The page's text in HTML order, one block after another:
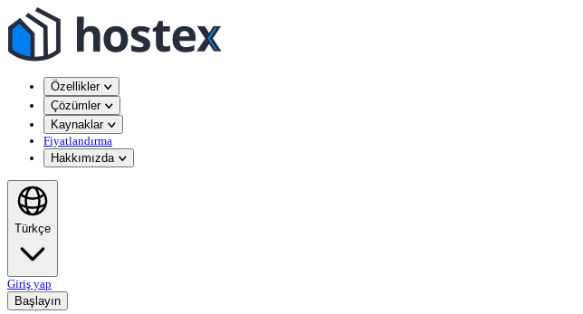
Özellikler
Çözümler
Kaynaklar
Fiyatlandırma
Hakkımızda
Türkçe
Giriş yap
Başlayın